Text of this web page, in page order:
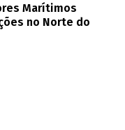
Marítimos
no Norte do